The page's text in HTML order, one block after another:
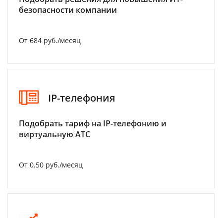
безопасности компании
От 684 руб./месяц
IP-телефония
Подобрать тариф на IP-телефонию и
виртуальную АТС
От 0.50 руб./месяц